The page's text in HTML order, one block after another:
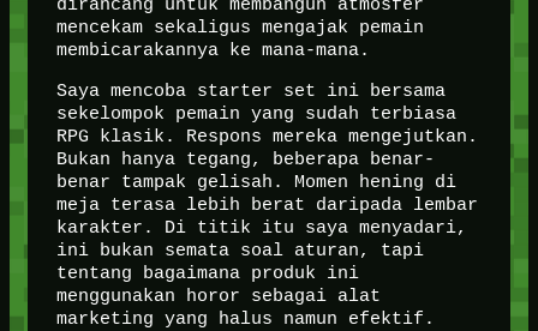
dirancang untuk membangun atmosfer
mencekam sekaligus mengajak pemain
membicarakannya ke mana-mana.
Saya mencoba starter set ini bersama
sekelompok pemain yang sudah terbiasa
RPG klasik. Respons mereka mengejutkan.
Bukan hanya tegang, beberapa benar-
benar tampak gelisah. Momen hening di
meja terasa lebih berat daripada lembar
karakter. Di titik itu saya menyadari,
ini bukan semata soal aturan, tapi
tentang bagaimana produk ini
menggunakan horor sebagai alat
marketing yang halus namun efektif.